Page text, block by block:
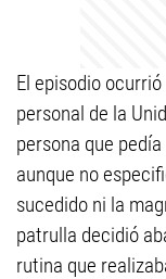
El episodio
personal de la
persona que
aunque no
sucedido ni la
patrulla decidió
rutina que